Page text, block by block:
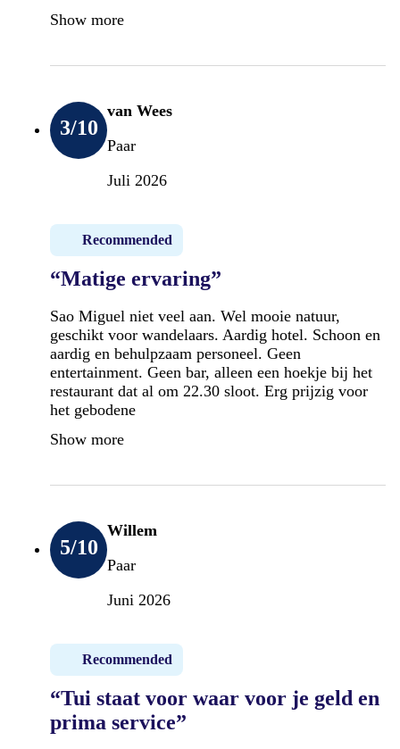
Show more
3/10
van Wees
Paar
Juli 2026
Recommended
“Matige ervaring”
Sao Miguel niet veel aan. Wel mooie natuur,
geschikt voor wandelaars. Aardig hotel. Schoon en
aardig en behulpzaam personeel. Geen
entertainment. Geen bar, alleen een hoekje bij het
restaurant dat al om 22.30 sloot. Erg prijzig voor
het gebodene
Show more
5/10
Willem
Paar
Juni 2026
Recommended
“Tui staat voor waar voor je geld en
prima service”